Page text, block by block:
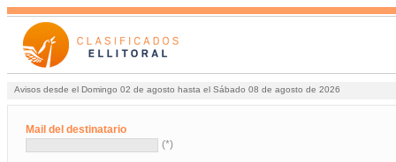
Avisos desde el Domingo 02 de agosto hasta el Sábado 08 de agosto de 2026
Mail del destinatario
(*)